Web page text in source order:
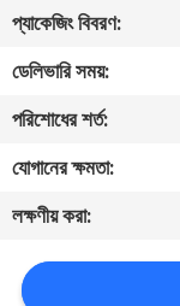
মান
নিয়ন্ত্রণ
করুন
খবর
প্যাকেজিং বিবরণ:
ডেলিভারি সময়:
পরিশোধের শর্ত:
যোগানের ক্ষমতা:
লক্ষণীয় করা: